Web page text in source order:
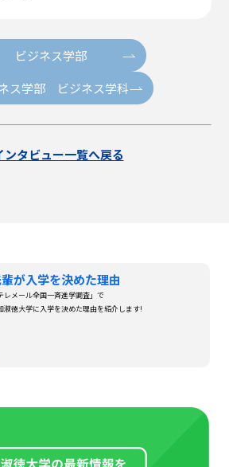
ビジネス学部
ス学部 ビジネス学科
ンタビュー一覧へ戻る
が入学を決めた理由
レメール全国一斉進学調査」で
淑徳大学に入学を決めた理由を紹介します!